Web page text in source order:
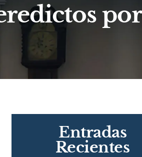
por
Entradas
Recientes